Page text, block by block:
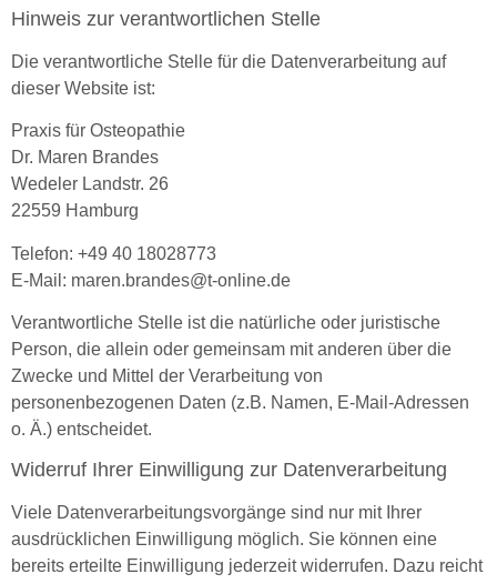
Hinweis zur verantwortlichen Stelle
Die verantwortliche Stelle für die Datenverarbeitung auf
dieser Website ist:
Praxis für Osteopathie
Dr. Maren Brandes
Wedeler Landstr. 26
22559 Hamburg
Telefon: +49 40 18028773
E-Mail: maren.brandes@t-online.de
Verantwortliche Stelle ist die natürliche oder juristische
Person, die allein oder gemeinsam mit anderen über die
Zwecke und Mittel der Verarbeitung von
personenbezogenen Daten (z.B. Namen, E-Mail-Adressen
o. Ä.) entscheidet.
Widerruf Ihrer Einwilligung zur Datenverarbeitung
Viele Datenverarbeitungsvorgänge sind nur mit Ihrer
ausdrücklichen Einwilligung möglich. Sie können eine
bereits erteilte Einwilligung jederzeit widerrufen. Dazu reicht